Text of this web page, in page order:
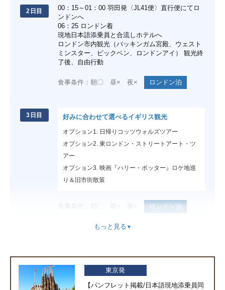
2日目
00：15～01：00 羽田発〈JL41便〉直行便にてロ
ンドンへ
06：25 ロンドン着
現地日本語添乗員と合流しホテルへ
ロンドン市内観光（バッキンガム宮殿、ウェスト
ミンスター、ビックベン、ロンドンアイ） 観光終
了後、自由行動
食事条件：朝〇 昼× 夜× ロンドン泊
3日目 好みに合わせて選べるイギリス観光
オプション1. 日帰りコッツウォルズツアー
オプション2. 東ロンドン・ストリートアート・ツ
アー
オプション3. 映画『ハリー・ポッター』ロケ地巡
り＆旧市街散策
食事条件：朝〇 昼× 夜× ロンドン泊
ホテル到着後 自由行動
18：00 バル巡りツアー（地元民に人気のバルを3
軒ハシゴします）
もっと見る ▼
東京発
【パンフレット掲載/日本語現地添乗員同